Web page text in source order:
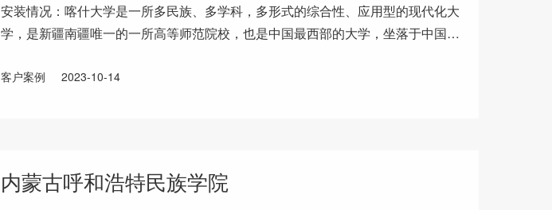
安装情况：喀什大学是一所多民族、多学科，多形式的综合性、应用型的现代化大
学，是新疆南疆唯一的一所高等师范院校，也是中国最西部的大学，坐落于中国历
客户案例 2023-10-14
内蒙古呼和浩特民族学院